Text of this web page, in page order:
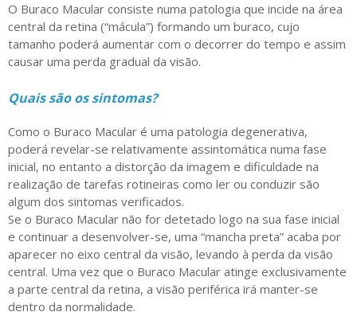
O Buraco Macular consiste numa patologia que incide na área
central da retina (“mácula”) formando um buraco, cujo
tamanho poderá aumentar com o decorrer do tempo e assim
causar uma perda gradual da visão.
Quais são os sintomas?
Como o Buraco Macular é uma patologia degenerativa,
poderá revelar-se relativamente assintomática numa fase
inicial, no entanto a distorção da imagem e dificuldade na
realização de tarefas rotineiras como ler ou conduzir são
algum dos sintomas verificados.
Se o Buraco Macular não for detetado logo na sua fase inicial
e continuar a desenvolver-se, uma “mancha preta” acaba por
aparecer no eixo central da visão, levando à perda da visão
central. Uma vez que o Buraco Macular atinge exclusivamente
a parte central da retina, a visão periférica irá manter-se
dentro da normalidade.